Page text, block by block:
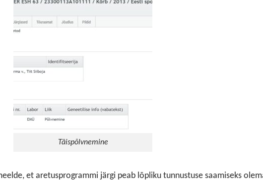
Täispõlvnemine
et aretusprogrammi järgi peab lõpliku tunnustuse saamiseks